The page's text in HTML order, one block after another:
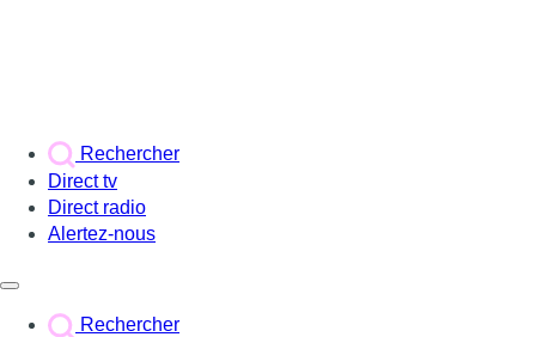
Rechercher
Direct tv
Direct radio
Alertez-nous
Rechercher